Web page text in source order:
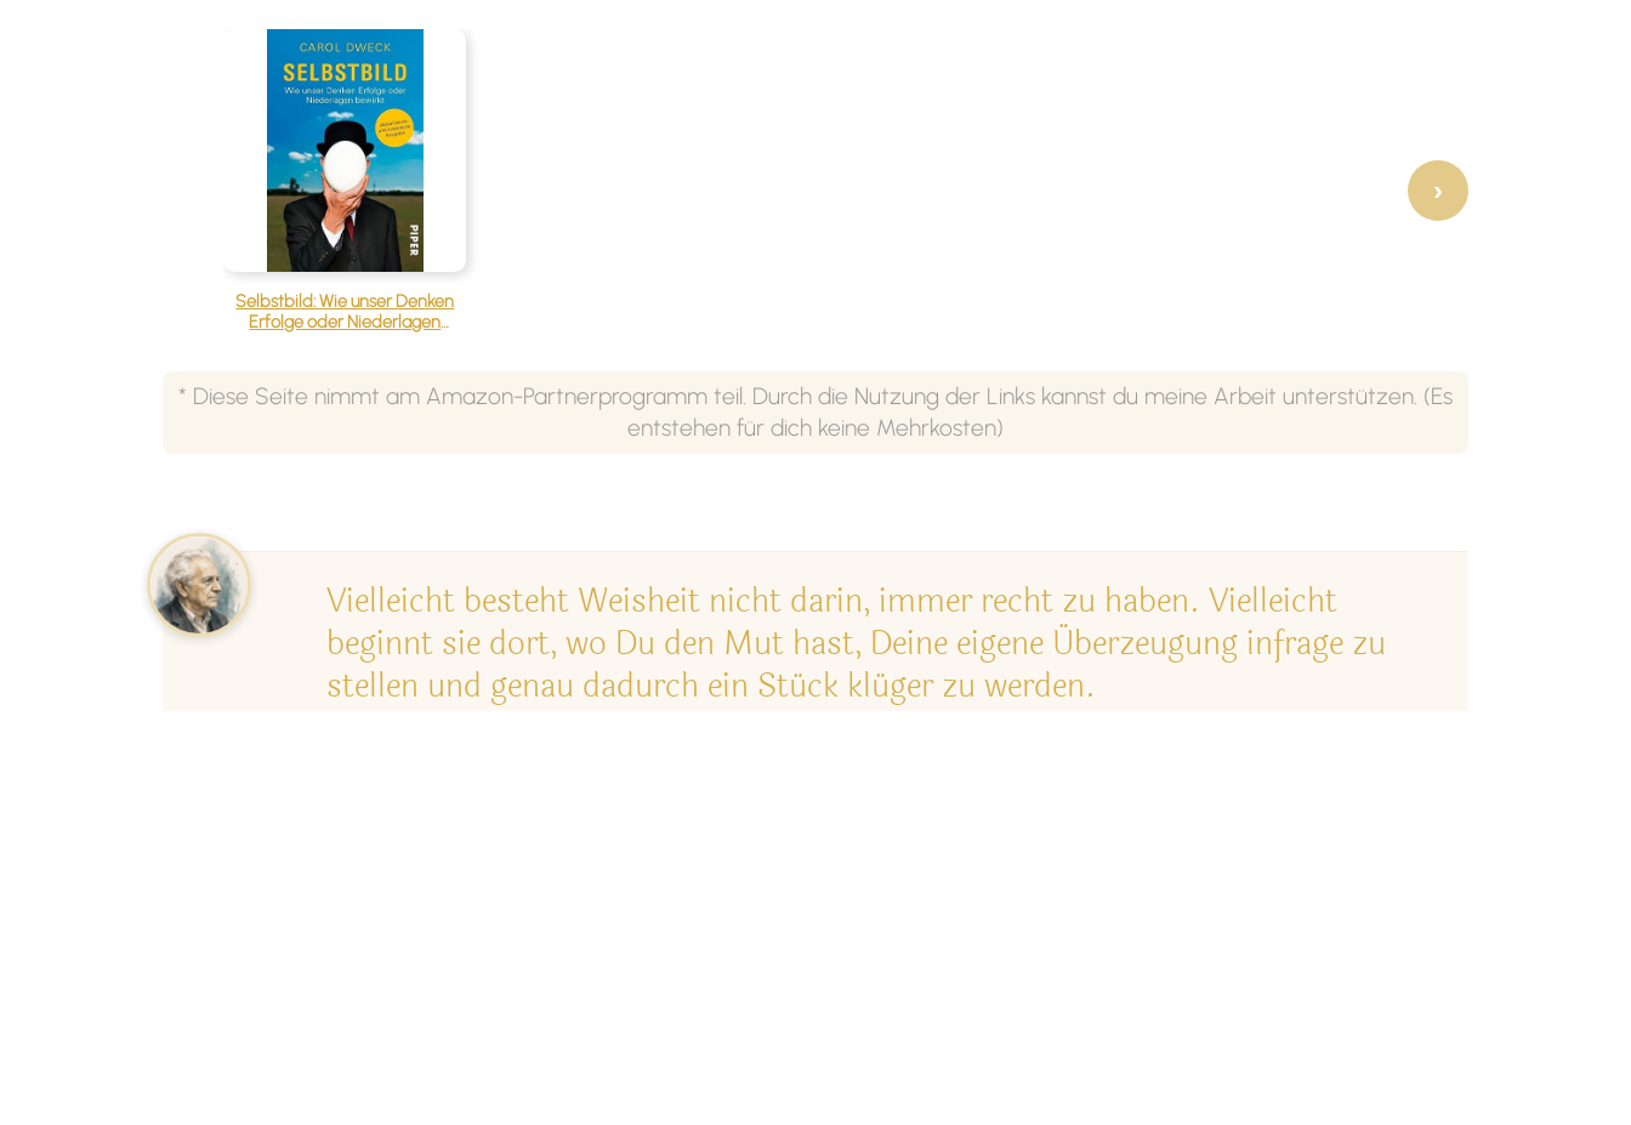
Selbstbild: Wie unser Denken
Erfolge oder Niederlagen
›
* Diese Seite nimmt am Amazon-Partnerprogramm teil. Durch die Nutzung der Links kannst du meine Arbeit unterstützen. (Es
entstehen für dich keine Mehrkosten)
Vielleicht besteht Weisheit nicht darin, immer recht zu haben. Vielleicht
beginnt sie dort, wo Du den Mut hast, Deine eigene Überzeugung infrage zu
stellen und genau dadurch ein Stück klüger zu werden.